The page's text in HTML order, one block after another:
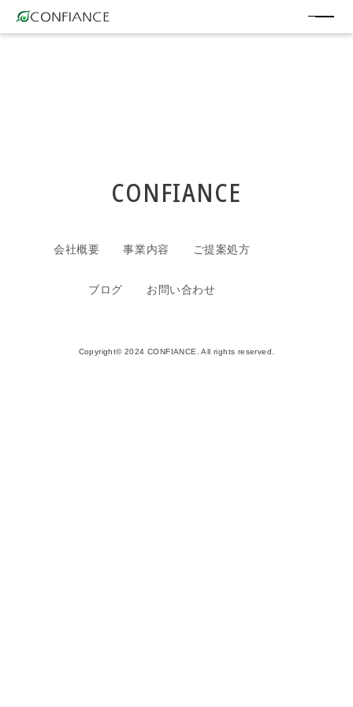
CONFIANCE
会社概要 事業内容 ご提案処方
ブログ お問い合わせ
Copyright© 2024 CONFIANCE. All rights reserved.